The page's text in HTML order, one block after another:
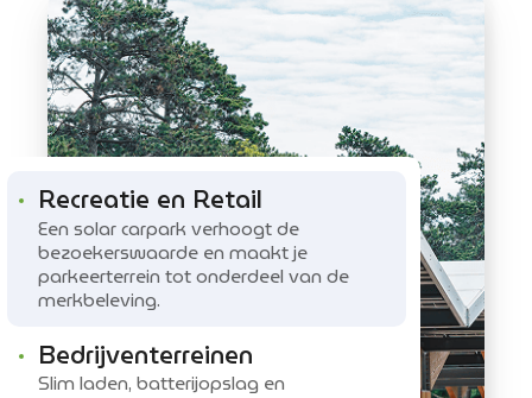
Recreatie en Retail
Een solar carpark verhoogt de
bezoekerswaarde en maakt je
parkeerterrein tot onderdeel van de
merkbeleving.
Bedrijventerreinen
Slim laden, batterijopslag en